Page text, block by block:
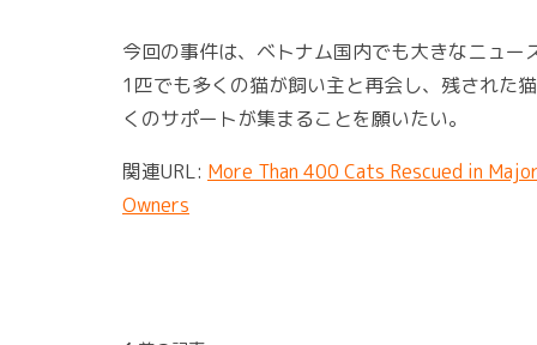
今回の事件は、ベトナム国内でも大きなニュ
1匹でも多くの猫が飼い主と再会し、残された
くのサポートが集まることを願いたい。
関連URL: More Than 400 Cats Rescued in
Owners